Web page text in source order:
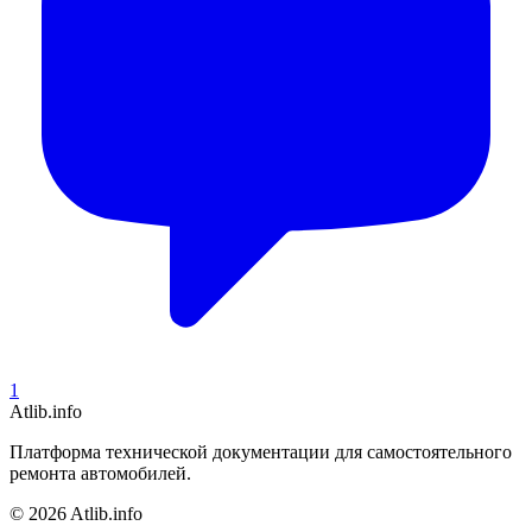
1
Atlib.info
Платформа технической документации для самостоятельного
ремонта автомобилей.
© 2026 Atlib.info